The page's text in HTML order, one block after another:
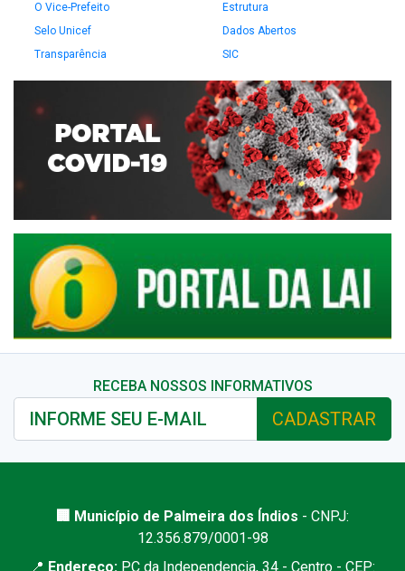
O Vice-Prefeito
Estrutura
Selo Unicef
Dados Abertos
Transparência
SIC
RECEBA NOSSOS INFORMATIVOS
CADASTRAR
🏢 Município de Palmeira dos Índios - CNPJ:
12.356.879/0001-98
📍 Endereço: PC da Independencia, 34 - Centro - CEP: